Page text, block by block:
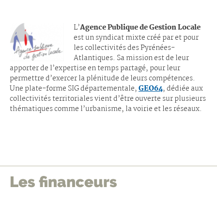
L’Agence Publique de Gestion Locale
est un syndicat mixte créé par et pour
les collectivités des Pyrénées-
Atlantiques. Sa mission est de leur
apporter de l’expertise en temps partagé, pour leur
permettre d’exercer la plénitude de leurs compétences.
Une plate-forme SIG départementale,GEO64, dédiée aux
collectivités territoriales vient d’être ouverte sur plusieurs
thématiques comme l’urbanisme, la voirie et les réseaux.
Les financeurs